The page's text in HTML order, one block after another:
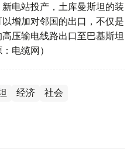
电站投产，土库曼斯坦的装
增加对邻国的出口，不仅是
压输电线路出口至巴基斯坦
电缆网）
经济 社会